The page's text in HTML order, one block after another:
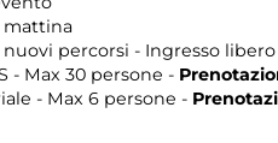
mattina
percorsi - Ingresso libero
- Max 30 persone -
- Max 6 persone -